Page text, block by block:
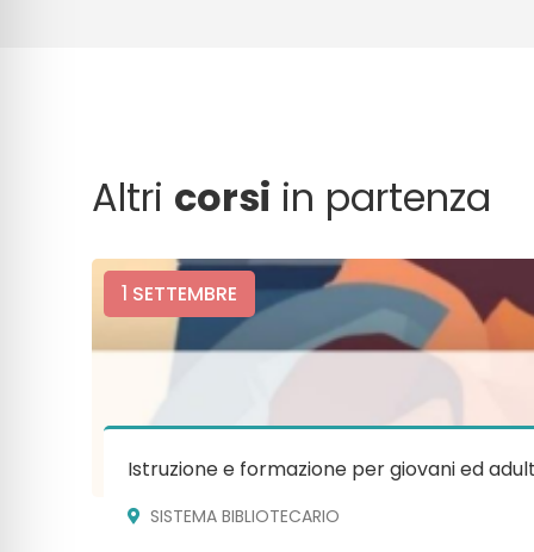
Altri corsi in partenza
1 SETTEMBRE
Istruzione e formazione per giovani ed
SISTEMA BIBLIOTECARIO